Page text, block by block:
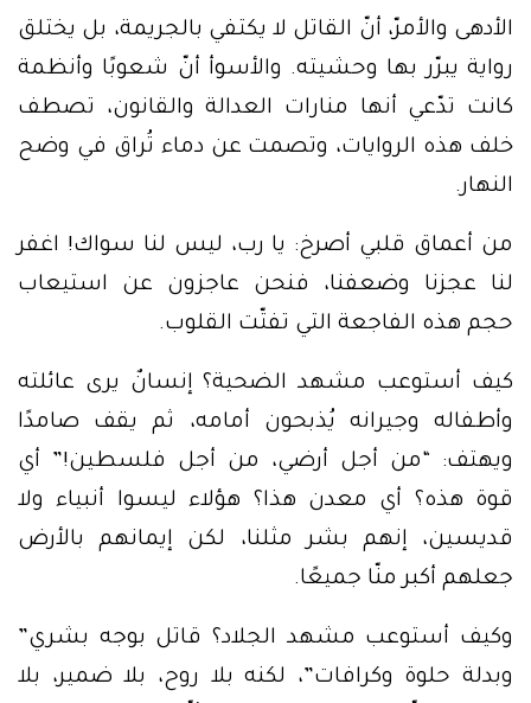
الأدهى والأمرّ، أنّ القاتل لا يكتفي بالجريمة، بل يختلق
رواية يبرّر بها وحشيته. والأسوأ أنّ شعوبًا وأنظمة
كانت تدّعي أنها منارات العدالة والقانون، تصطف
خلف هذه الروايات، وتصمت عن دماء تُراق في وضح
النهار.
من أعماق قلبي أصرخ: يا رب، ليس لنا سواك! اغفر
لنا عجزنا وضعفنا، فنحن عاجزون عن استيعاب
حجم هذه الفاجعة التي تفتّت القلوب.
كيف أستوعب مشهد الضحية؟ إنسانٌ يرى عائلته
وأطفاله وجيرانه يُذبحون أمامه، ثم يقف صامدًا
ويهتف: “من أجل أرضي، من أجل فلسطين!” أي
قوة هذه؟ أي معدن هذا؟ هؤلاء ليسوا أنبياء ولا
قديسين، إنهم بشر مثلنا، لكن إيمانهم بالأرض
جعلهم أكبر منّا جميعًا.
وكيف أستوعب مشهد الجلاد؟ قاتل بوجه بشري”
وبدلة حلوة وكرافات”، لكنه بلا روح، بلا ضمير، بلا